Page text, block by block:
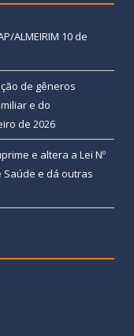
ALMEIRIM 10 de
de gêneros
e do
de 2026
e altera a Lei Nº
Saúde e dá outras